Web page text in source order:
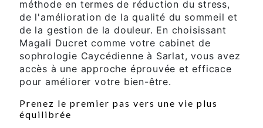
méthode en termes de réduction du stress,
de l'amélioration de la qualité du sommeil et
de la gestion de la douleur. En choisissant
Magali Ducret comme votre cabinet de
sophrologie Caycédienne à Sarlat, vous avez
accès à une approche éprouvée et efficace
pour améliorer votre bien-être.
Prenez le premier pas vers une vie plus
équilibrée